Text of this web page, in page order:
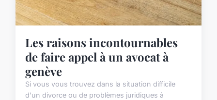
Les raisons incontournables
de faire appel à un avocat à
genève
Si vous vous trouvez dans la situation difficile
d'un divorce ou de problèmes juridiques à